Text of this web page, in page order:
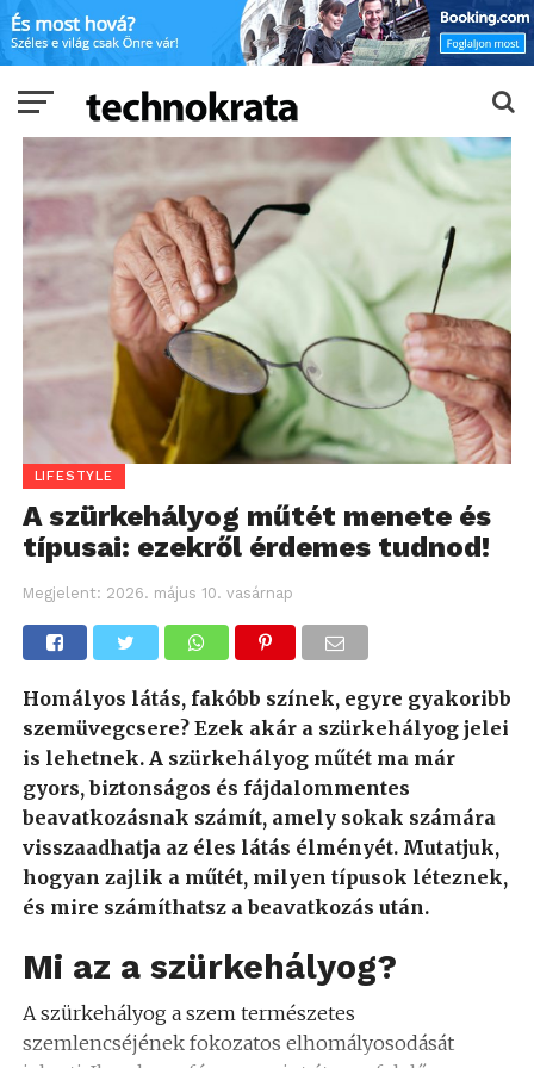
LIFESTYLE
A szürkehályog műtét menete és
típusai: ezekről érdemes tudnod!
Megjelent: 2026. május 10. vasárnap
Homályos látás, fakóbb színek, egyre gyakoribb
szemüvegcsere? Ezek akár a szürkehályog jelei
is lehetnek. A szürkehályog műtét ma már
gyors, biztonságos és fájdalommentes
beavatkozásnak számít, amely sokak számára
visszaadhatja az éles látás élményét. Mutatjuk,
hogyan zajlik a műtét, milyen típusok léteznek,
és mire számíthatsz a beavatkozás után.
Mi az a szürkehályog?
A szürkehályog a szem természetes
szemlencséjének fokozatos elhomályosodását